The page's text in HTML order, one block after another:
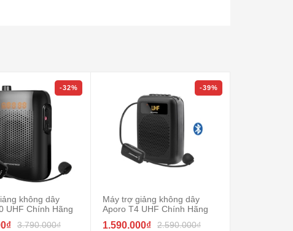
-32%
không dây
UHF Chính Hãng
3.790.000₫
-39%
Máy trợ giảng không dây
Aporo T4 UHF Chính Hãng
1.590.000₫ 2.590.000₫